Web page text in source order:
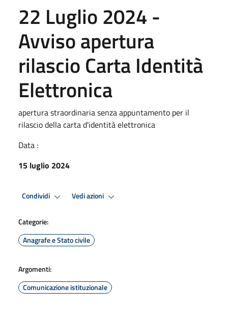
22 Luglio 2024 -
Avviso apertura
rilascio Carta Identità
Elettronica
apertura straordinaria senza appuntamento per il
rilascio della carta d'identità elettronica
Data :
15 luglio 2024
Condividi Vedi azioni
Categorie:
Anagrafe e Stato civile
Argomenti:
Comunicazione istituzionale